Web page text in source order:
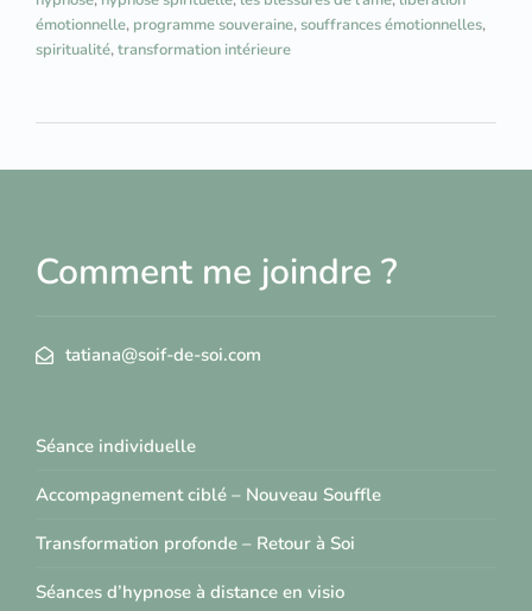
émotionnelle, programme souveraine,souffrances émotionnelles,
spiritualité,transformation intérieure
Comment me joindre ?
tatiana@soif-de-soi.com
Séance individuelle
Accompagnement ciblé – Nouveau Souffle
Transformation profonde – Retour à Soi
Séances d’hypnose à distance en visio